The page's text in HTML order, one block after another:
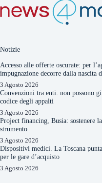
Notizie
Accesso alle offerte oscurate: per
impugnazione decorre dalla nascita
3 Agosto 2026
Convenzioni tra enti: non possono
codice degli appalti
3 Agosto 2026
Project financing, Busia: sostenere
strumento
3 Agosto 2026
Dispositivi medici. La Toscana
per le gare d’acquisto
3 Agosto 2026